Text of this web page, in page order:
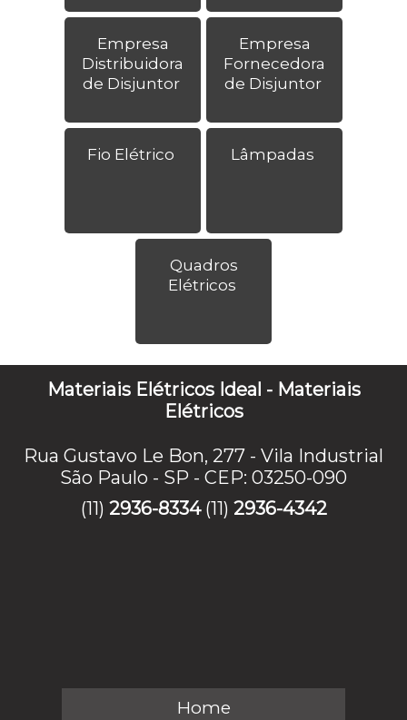
Empresa
Distribuidora
de Disjuntor
Empresa
Fornecedora
de Disjuntor
Fio Elétrico Lâmpadas
Quadros
Elétricos
Materiais Elétricos Ideal - Materiais
Elétricos
Rua Gustavo Le Bon, 277 - Vila Industrial
São Paulo - SP - CEP: 03250-090
(11) 2936-8334 (11) 2936-4342
Home